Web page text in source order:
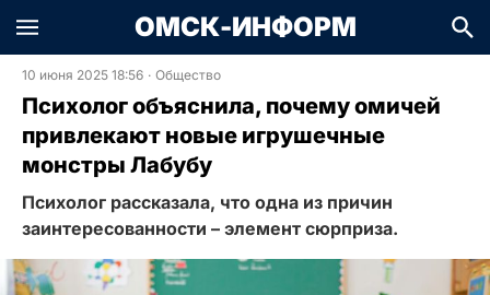
ОМСК-ИНФОРМ
10 июня 2025 18:56 · Общество
Психолог объяснила, почему омичей
привлекают новые игрушечные
монстры Лабубу
Психолог рассказала, что одна из причин
заинтересованности – элемент сюрприза.